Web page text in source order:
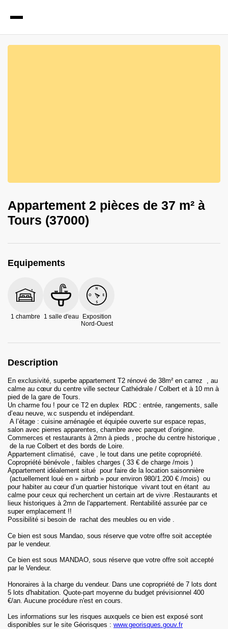
Appartement 2 pièces de 37 m² à
Tours (37000)
Equipements
1 chambre 1 salle d'eau
Exposition
Nord-Ouest
Description
En exclusivité, superbe appartement T2 rénové de 38m² en carrez , au
calme au cœur du centre ville secteur Cathédrale / Colbert et à 10 mn à
pied de la gare de Tours.
Un charme fou ! pour ce T2 en duplex RDC : entrée, rangements, salle
d’eau neuve, w.c suspendu et indépendant.
A l’étage : cuisine aménagée et équipée ouverte sur espace repas,
salon avec pierres apparentes, chambre avec parquet d’origine.
Commerces et restaurants à 2mn à pieds , proche du centre historique ,
de la rue Colbert et des bords de Loire.
Appartement climatisé, cave , le tout dans une petite copropriété.
Copropriété bénévole , faibles charges ( 33 € de charge /mois )
Appartement idéalement situé pour faire de la location saisonnière
(actuellement loué en » airbnb » pour environ 980/1.200 € /mois) ou
pour habiter au cœur d’un quartier historique vivant tout en étant au
calme pour ceux qui recherchent un certain art de vivre .Restaurants et
lieux historiques à 2mn de l'appartement. Rentabilité assurée par ce
super emplacement !!
Possibilité si besoin de rachat des meubles ou en vide .
Ce bien est sous Mandao, sous réserve que votre offre soit acceptée
par le vendeur.
Ce bien est sous MANDAO, sous réserve que votre offre soit accepté
par le Vendeur.
Honoraires à la charge du vendeur. Dans une copropriété de 7 lots dont
5 lots d'habitation. Quote-part moyenne du budget prévisionnel 400
€/an. Aucune procédure n'est en cours.
Les informations sur les risques auxquels ce bien est exposé sont
disponibles sur le site Géorisques : www.georisques.gouv.fr